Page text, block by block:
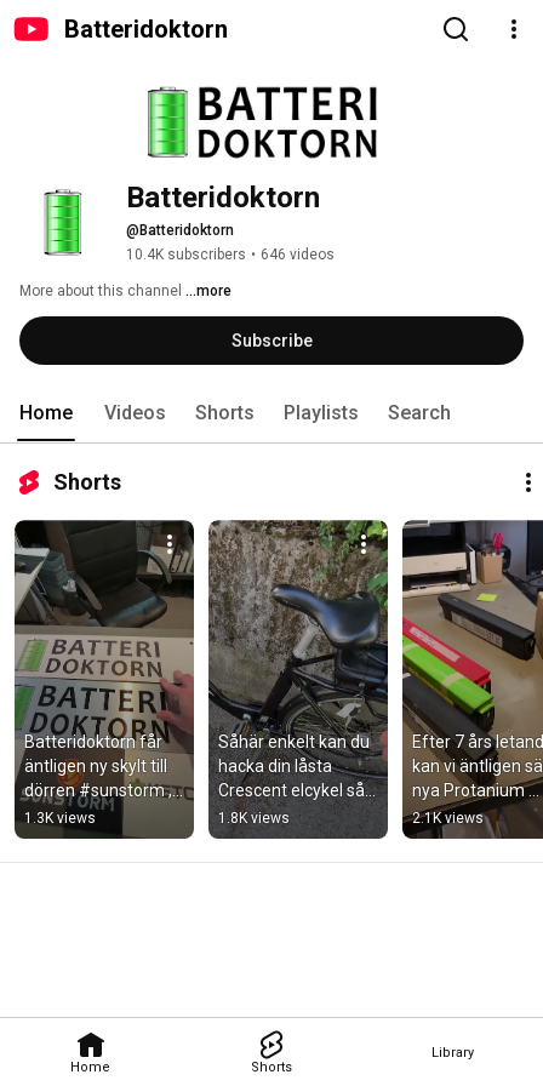
Batteridoktorn
Home Shorts
Library
Batteridoktorn
@Batteridoktorn
10.4K subscribers • 646 videos
More about this channel ...more
Subscribe
Home Videos Shorts Playlists Search
Shorts
Batteridoktorn får
äntligen ny skylt till
dörren #sunstorm ,
#skivsamlarna och
#ketolab
1.3K views
Såhär enkelt kan du
hacka din låsta
Crescent elcykel så
den funkar med
olåst batteri (utan
uart)
1.8K views
Efter 7 års
kan vi äntligen
nya Protanium
(Biltema)
2.1K views